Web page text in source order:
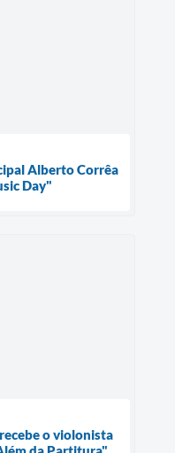
Alberto Corrêa
Day"
o violonista